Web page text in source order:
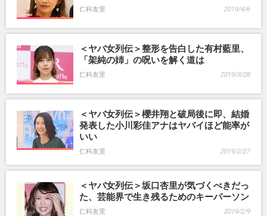
仁科友里 2019/4/6
＜ヤバ女列伝＞整形を告白した有村藍里、
「架純の姉」の呪いを解く道は
仁科友里 2019/3/28
＜ヤバ女列伝＞櫻井翔と破局後に即、結婚
発表した小川彩佳アナはヤバイほど能率が
いい
仁科友里 2019/2/27
＜ヤバ女列伝＞坂口杏里が気づくべきだっ
た、芸能界で生き残るためのキーパーソン
仁科友里 2019/2/9